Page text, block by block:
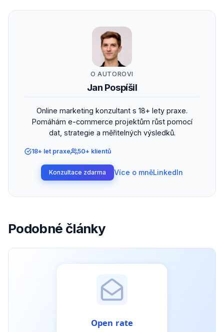
O AUTOROVI
Jan Pospíšil
Online marketing konzultant s 18+ lety praxe.
Pomáhám e-commerce projektům růst pomocí
dat, strategie a měřitelných výsledků.
18+ let praxe 50+ klientů
Konzultace zdarma Více o mněLinkedIn
Podobné články